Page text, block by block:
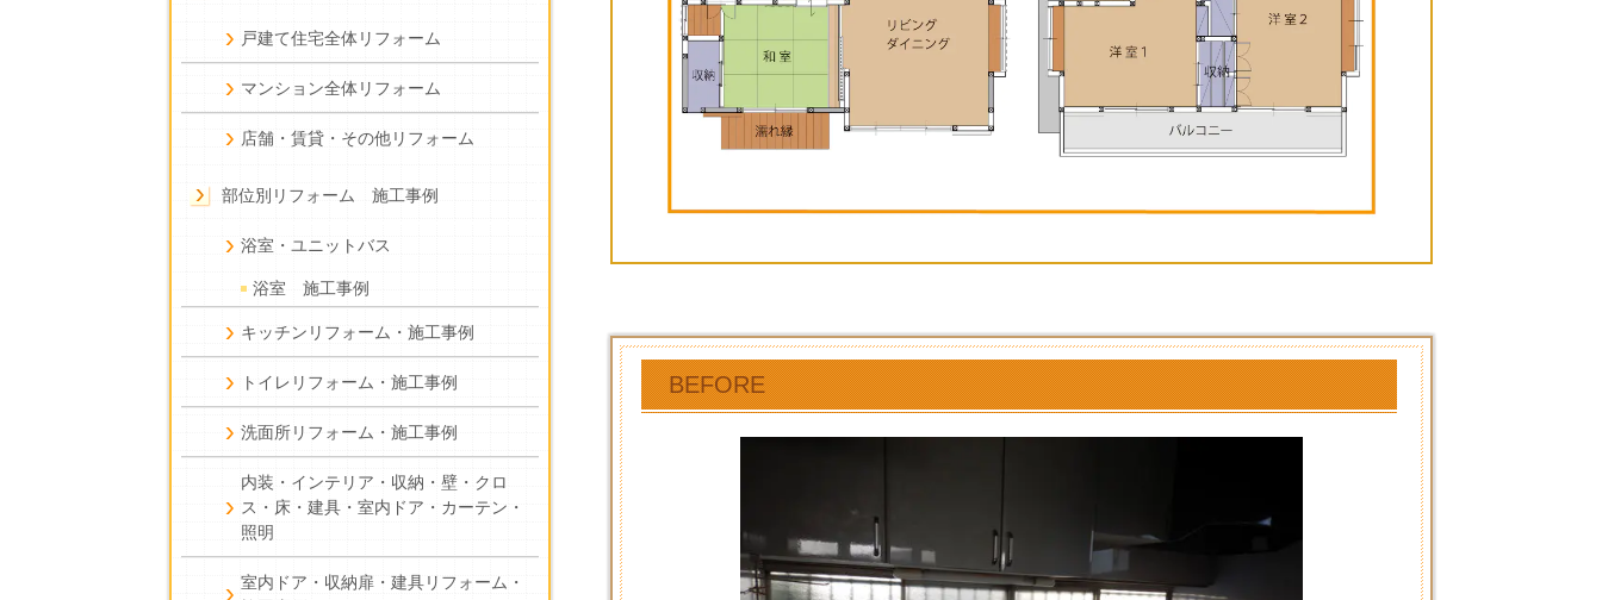
BEFORE
戸建て住宅全体リフォーム
マンション全体リフォーム
店舗・賃貸・その他リフォーム
部位別リフォーム 施工事例
浴室・ユニットバス
浴室 施工事例
キッチンリフォーム・施工事例
トイレリフォーム・施工事例
洗面所リフォーム・施工事例
内装・インテリア・収納・壁・クロ
ス・床・建具・室内ドア・カーテン・
照明
室内ドア・収納扉・建具リフォーム・